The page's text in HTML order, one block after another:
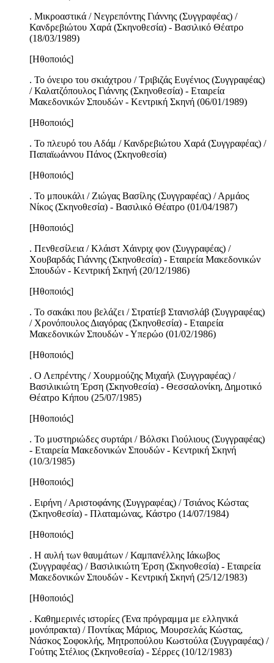
. Μικροαστικά / Νεγρεπόντης Γιάννης (Συγγραφέας) /
Κανδρεβιώτου Χαρά (Σκηνοθεσία) - Βασιλικό Θέατρο
(18/03/1989)
[Ηθοποιός]
. Το όνειρο του σκιάχτρου / Τριβιζάς Ευγένιος (Συγγραφέας)
/ Καλατζόπουλος Γιάννης (Σκηνοθεσία) - Εταιρεία
Μακεδονικών Σπουδών - Κεντρική Σκηνή (06/01/1989)
[Ηθοποιός]
. Το πλευρό του Αδάμ / Κανδρεβιώτου Χαρά (Συγγραφέας) /
Παπαϊωάννου Πάνος (Σκηνοθεσία)
[Ηθοποιός]
. Το μπουκάλι / Ζιώγας Βασίλης (Συγγραφέας) / Αρμάος
Νίκος (Σκηνοθεσία) - Βασιλικό Θέατρο (01/04/1987)
[Ηθοποιός]
. Πενθεσίλεια / Κλάιστ Χάινριχ φον (Συγγραφέας) /
Χουβαρδάς Γιάννης (Σκηνοθεσία) - Εταιρεία Μακεδονικών
Σπουδών - Κεντρική Σκηνή (20/12/1986)
[Ηθοποιός]
. Το σακάκι που βελάζει / Στρατίεβ Στανισλάβ (Συγγραφέας)
/ Χρονόπουλος Διαγόρας (Σκηνοθεσία) - Εταιρεία
Μακεδονικών Σπουδών - Υπερώο (01/02/1986)
[Ηθοποιός]
. Ο Λεπρέντης / Χουρμούζης Μιχαήλ (Συγγραφέας) /
Βασιλικιώτη Έρση (Σκηνοθεσία) - Θεσσαλονίκη, Δημοτικό
Θέατρο Κήπου (25/07/1985)
[Ηθοποιός]
. Το μυστηριώδες συρτάρι / Βόλσκι Γιούλιους (Συγγραφέας)
- Εταιρεία Μακεδονικών Σπουδών - Κεντρική Σκηνή
(10/3/1985)
[Ηθοποιός]
. Ειρήνη / Αριστοφάνης (Συγγραφέας) / Τσιάνος Κώστας
(Σκηνοθεσία) - Πλαταμώνας, Κάστρο (14/07/1984)
[Ηθοποιός]
. Η αυλή των θαυμάτων / Καμπανέλλης Ιάκωβος
(Συγγραφέας) / Βασιλικιώτη Έρση (Σκηνοθεσία) - Εταιρεία
Μακεδονικών Σπουδών - Κεντρική Σκηνή (25/12/1983)
[Ηθοποιός]
. Καθημερινές ιστορίες (Ένα πρόγραμμα με ελληνικά
μονόπρακτα) / Ποντίκας Μάριος, Μουρσελάς Κώστας,
Νάσκος Σοφοκλής, Μητροπούλου Κωστούλα (Συγγραφέας) /
Γούτης Στέλιος (Σκηνοθεσία) - Σέρρες (10/12/1983)